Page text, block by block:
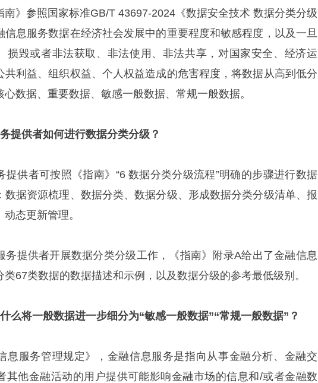
南》参照国家标准GB/T 43697-2024《数据安全技术 数据分类分级
信息服务数据在经济社会发展中的重要程度和敏感程度，以及一旦
损毁或者非法获取、非法使用、非法共享，对国家安全、经济运
共利益、组织权益、个人权益造成的危害程度，将数据从高到低分
数据、重要数据、敏感一般数据、常规一般数据。
提供者如何进行数据分类分级？
提供者可按照《指南》“6 数据分类分级流程”明确的步骤进行数据
数据资源梳理、数据分类、数据分级、形成数据分类分级清单、报
态更新管理。
务提供者开展数据分类分级工作，《指南》附录A给出了金融信息
类67类数据的数据描述和示例，以及数据分级的参考最低级别。
么将一般数据进一步细分为“敏感一般数据”“常规一般数据”？
息服务管理规定》，金融信息服务是指向从事金融分析、金融交
其他金融活动的用户提供可能影响金融市场的信息和/或者金融数